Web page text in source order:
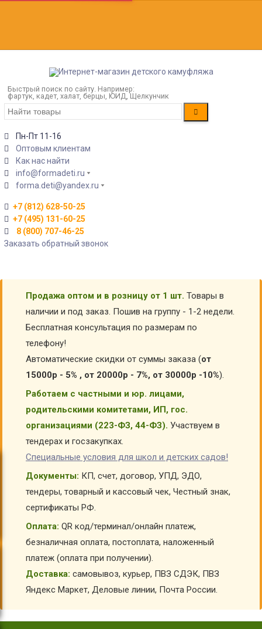
Быстрый поиск по сайту. Например:
фартук, кадет, халат, берцы, ЮИД, Щелкунчик
Пн-Пт 11-16
Оптовым клиентам
Как нас найти
info@formadeti.ru
forma.deti@yandex.ru
+7 (812) 628-50-25
+7 (495) 131-60-25
8 (800) 707-46-25
Заказать обратный звонок
Продажа оптом и в розницу от 1 шт. Товары в
наличии и под заказ. Пошив на группу - 1-2 недели.
Бесплатная консультация по размерам по
телефону!
Автоматические скидки от суммы заказа (от
15000р - 5% , от 20000р - 7%, от 30000р -10%).
Работаем с частными и юр. лицами,
родительскими комитетами, ИП, гос.
организациями (223-ФЗ, 44-ФЗ). Участвуем в
тендерах и госзакупках.
Специальные условия для школ и детских садов!
Документы: КП, счет, договор, УПД, ЭДО,
тендеры, товарный и кассовый чек, Честный знак,
сертификаты РФ.
Оплата: QR код/терминал/онлайн платеж,
безналичная оплата, постоплата, наложенный
платеж (оплата при получении).
Доставка: самовывоз, курьер, ПВЗ СДЭК, ПВЗ
Яндекс Маркет, Деловые линии, Почта России.